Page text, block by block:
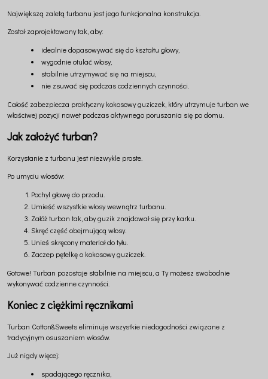
Największą zaletą turbanu jest jego funkcjonalna konstrukcja.
Został zaprojektowany tak, aby:
idealnie dopasowywać się do kształtu głowy,
wygodnie otulać włosy,
stabilnie utrzymywać się na miejscu,
nie zsuwać się podczas codziennych czynności.
Całość zabezpiecza praktyczny kokosowy guziczek, który utrzymuje turban we
właściwej pozycji nawet podczas aktywnego poruszania się po domu.
Jak założyć turban?
Korzystanie z turbanu jest niezwykle proste.
Po umyciu włosów:
Pochyl głowę do przodu.
Umieść wszystkie włosy wewnątrz turbanu.
Załóż turban tak, aby guzik znajdował się przy karku.
Skręć część obejmującą włosy.
Unieś skręcony materiał do tyłu.
Zaczep pętelkę o kokosowy guziczek.
Gotowe! Turban pozostaje stabilnie na miejscu, a Ty możesz swobodnie
wykonywać codzienne czynności.
Koniec z ciężkimi ręcznikami
Turban Cotton&Sweets eliminuje wszystkie niedogodności związane z
tradycyjnym osuszaniem włosów.
Już nigdy więcej:
spadającego ręcznika,